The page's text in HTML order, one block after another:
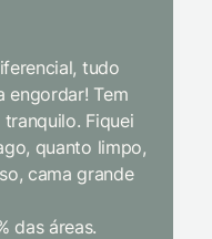
tudo
engordar! Tem
Fiquei
quanto limpo,
cama grande
das áreas.